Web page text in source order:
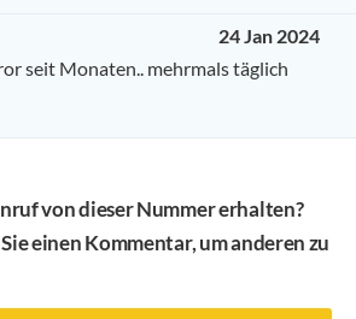
24 Jan 2024
seit Monaten.. mehrmals täglich
von dieser Nummer erhalten?
einen Kommentar, um anderen zu